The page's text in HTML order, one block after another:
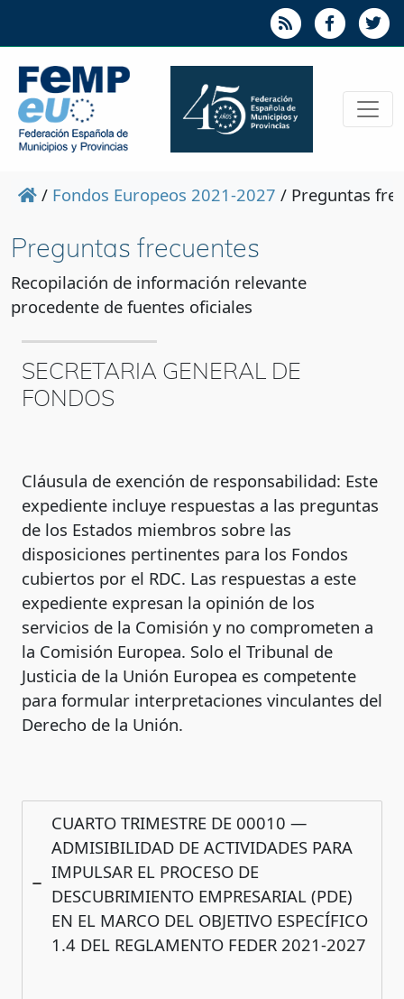
/ Fondos Europeos 2021-2027 / Preguntas
Preguntas frecuentes
Recopilación de información relevante
procedente de fuentes oficiales
SECRETARIA GENERAL DE
FONDOS
Cláusula de exención de responsabilidad: Este
expediente incluye respuestas a las preguntas
de los Estados miembros sobre las
disposiciones pertinentes para los Fondos
cubiertos por el RDC. Las respuestas a este
expediente expresan la opinión de los
servicios de la Comisión y no comprometen a
la Comisión Europea. Solo el Tribunal de
Justicia de la Unión Europea es competente
para formular interpretaciones vinculantes del
Derecho de la Unión.
CUARTO TRIMESTRE DE 00010 —
ADMISIBILIDAD DE ACTIVIDADES PARA
IMPULSAR EL PROCESO DE
DESCUBRIMIENTO EMPRESARIAL (PDE)
EN EL MARCO DEL OBJETIVO ESPECÍFICO
1.4 DEL REGLAMENTO FEDER 2021-2027